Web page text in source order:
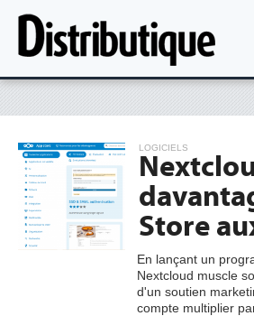
LOGICIELS
Store
En lançant un
Nextcloud muscle
d'un soutien
compte multiplier